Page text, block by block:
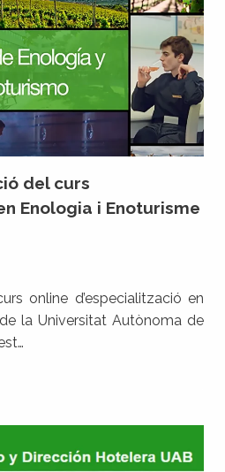
del curs
Enologia i Enoturisme
online d’especialització en
la Universitat Autònoma de